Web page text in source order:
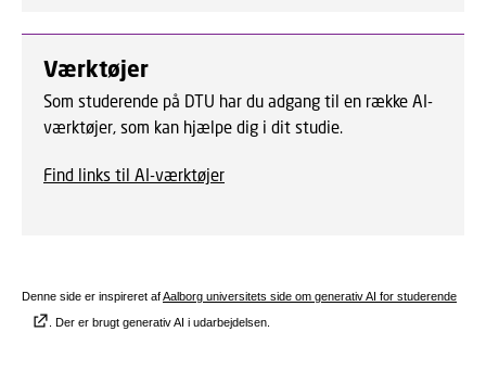
Værktøjer
Som studerende på DTU har du adgang til en række AI-
værktøjer, som kan hjælpe dig i dit studie.
Find links til AI-værktøjer
Denne side er inspireret afAalborg universitets side om generativ AI for studerende
. Der er brugt generativ AI i udarbejdelsen.